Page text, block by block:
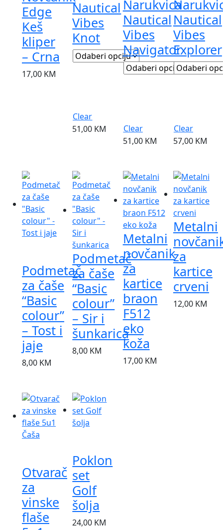
Edge
Keš
kliper
– Crna
17,00 KM
Nautical
Vibes
Knot
Clear
51,00 KM
Narukvica
Nautical
Vibes
Navigator
Clear
51,00 KM
Nautical
Vibes
Explorer
Clear
57,00 KM
Podmetač
za čaše
“Basic
colour”
– Tost i
jaje
8,00 KM
Podmetač
za čaše
“Basic
colour”
– Sir i
šunkarica
8,00 KM
Metalni
novčanik
za
kartice
braon
F512
eko
koža
17,00 KM
Metalni
za
kartice
crveni
12,00 KM
Otvarač
za
vinske
flaše
Poklon
set
Golf
šolja
24,00 KM